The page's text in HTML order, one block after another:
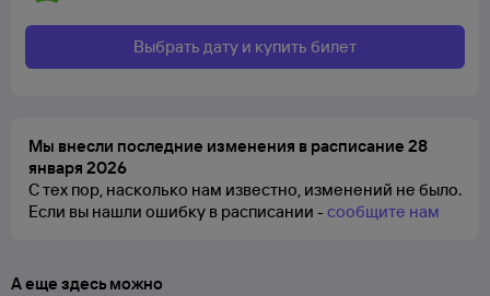
Выбрать дату и купить билет
Мы внесли последние изменения в расписание 28
января 2026
С тех пор, насколько нам известно, изменений не было.
Если вы нашли ошибку в расписании -сообщите нам
А еще здесь можно